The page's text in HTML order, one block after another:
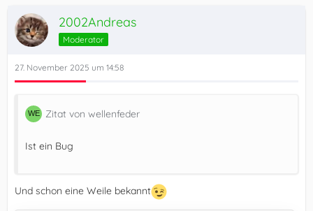
2002Andreas
Moderator
27. November 2025 um 14:58
Zitat von wellenfeder
Ist ein Bug
Und schon eine Weile bekannt